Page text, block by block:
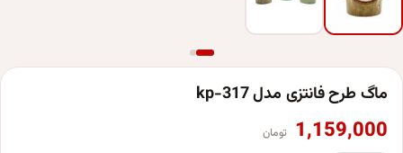
ماگ طرح فانتزی مدل kp-317
1,159,000 تومان